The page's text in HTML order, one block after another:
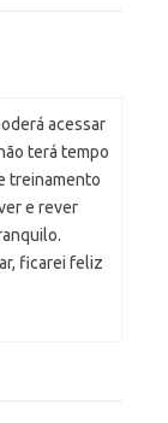
acessar
terá tempo
treinamento
e rever
ficarei feliz